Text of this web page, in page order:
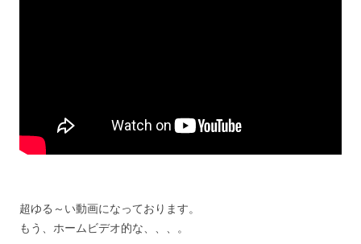
超ゆる～い動画になっております。
もう、ホームビデオ的な、、、。